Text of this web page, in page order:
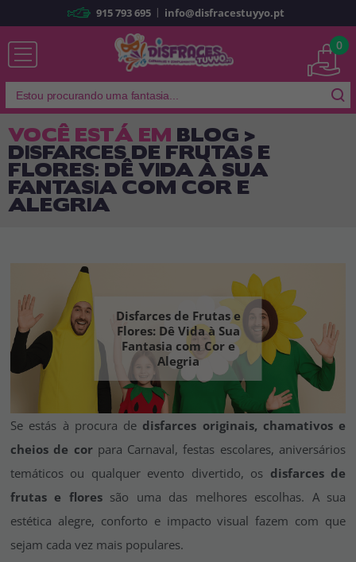
Já sou cliente
Lembrar-me Esqueceu sua senha?
ENTRAR
Ao criar uma conta em disfracestuyyo.pt, você poderá fazer suas
compras rapidamente em nossa loja virtual, verificar o status de seus
pedidos e consultar suas operações anteriores.
Vá em frente! Estávamos esperando por você.
CRIAR CONTA
915 793 695 | info@disfracestuyyo.pt
0
VOCÊ ESTÁ EM BLOG >
DISFARCES DE FRUTAS E
FLORES: DÊ VIDA À SUA
FANTASIA COM COR E
ALEGRIA
Disfarces de Frutas e
Flores: Dê Vida à Sua
Fantasia com Cor e
Alegria
Se estás à procura de disfarces originais, chamativos e
cheios de corpara Carnaval, festas escolares, aniversários
temáticos ou qualquer evento divertido, os disfarces de
frutas e floressão uma das melhores escolhas. A sua
estética alegre, conforto e impacto visual fazem com que
sejam cada vez mais populares.